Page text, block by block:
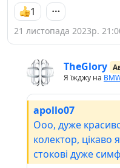
1
21 листопада 2023р.
TheGlory
Я їжджу на
apollo07
Ооо, дуже
колектор, цікаво
стокові дуже